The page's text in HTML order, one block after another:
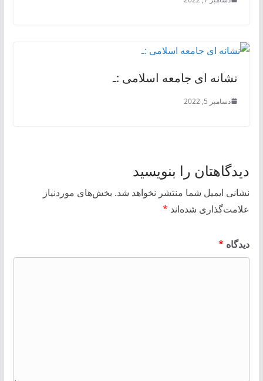
نشانه ای جامعه اسلامی :ـ
دسامبر 5, 2022
دیدگاهتان را بنویسید
نشانی ایمیل شما منتشر نخواهد شد. بخش‌های موردنیاز
علامت‌گذاری شده‌اند *
دیدگاه *